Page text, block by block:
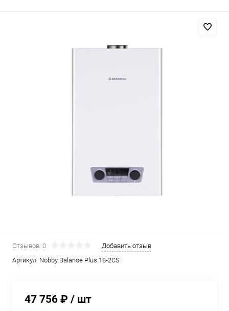
Отзывов: 0
Добавить отзыв
Артикул: Nobby Balance Plus 18-2CS
47 756 ₽ / шт